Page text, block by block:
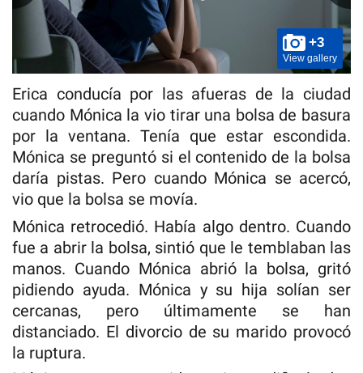
+3
View gallery
Erica conducía por las afueras de la ciudad
cuando Mónica la vio tirar una bolsa de basura
por la ventana. Tenía que estar escondida.
Mónica se preguntó si el contenido de la bolsa
daría pistas. Pero cuando Mónica se acercó,
vio que la bolsa se movía.
Mónica retrocedió. Había algo dentro. Cuando
fue a abrir la bolsa, sintió que le temblaban las
manos. Cuando Mónica abrió la bolsa, gritó
pidiendo ayuda. Mónica y su hija solían ser
cercanas, pero últimamente se han
distanciado. El divorcio de su marido provocó
la ruptura.